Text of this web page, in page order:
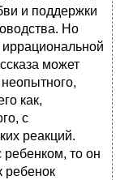
и поддержки
Но
может
как,
с
реакций.
ребенком, то он
ребенок